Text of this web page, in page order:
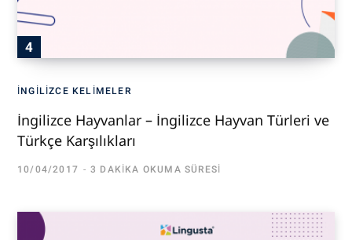
İNGILIZCE KELIMELER
İngilizce Hayvanlar – İngilizce Hayvan Türleri ve
Türkçe Karşılıkları
10/04/2017 3 DAKIKA OKUMA SÜRESI